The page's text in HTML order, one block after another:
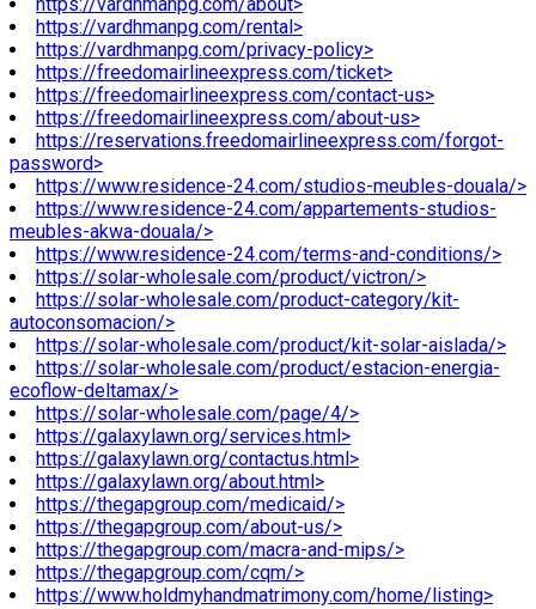
https://vardhmanpg.com/about>
https://vardhmanpg.com/rental>
https://vardhmanpg.com/privacy-policy>
https://freedomairlineexpress.com/ticket>
https://freedomairlineexpress.com/contact-us>
https://freedomairlineexpress.com/about-us>
https://reservations.freedomairlineexpress.com/forgot-
password>
https://www.residence-24.com/studios-meubles-douala/>
https://www.residence-24.com/appartements-studios-
meubles-akwa-douala/>
https://www.residence-24.com/terms-and-conditions/>
https://solar-wholesale.com/product/victron/>
https://solar-wholesale.com/product-category/kit-
autoconsomacion/>
https://solar-wholesale.com/product/kit-solar-aislada/>
https://solar-wholesale.com/product/estacion-energia-
ecoflow-deltamax/>
https://solar-wholesale.com/page/4/>
https://galaxylawn.org/services.html>
https://galaxylawn.org/contactus.html>
https://galaxylawn.org/about.html>
https://thegapgroup.com/medicaid/>
https://thegapgroup.com/about-us/>
https://thegapgroup.com/macra-and-mips/>
https://thegapgroup.com/cqm/>
https://www.holdmyhandmatrimony.com/home/listing>